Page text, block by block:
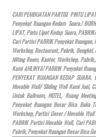
CARI PEMBUATAN PARTISI PINTU
Penyekat Ruangan Redam Suara.!
LIPAT, Pintu Lipat Kedap Suara,
Cari Partisi PABRIK Penyekat Ruangan,
Workshop, Restaurant, Pabrik, Bengkel,
Miting Room, Kantor, Workshop,
Kami AHLINYA! PABRIK Penyekat
PENYEKAT RUANGAN KEDAP
Movable Wall/ Sliding Wall Kami Jual,
Untuk Ballroom,HOTEL, Ruang
Penyekat Ruangan Besar Bisa Buka
Workshop, Partisi Geser / Movable
PABRIK Partisi Movable Wall, Cari
Pabrik, Penyekat Ruangan Besar Bisa